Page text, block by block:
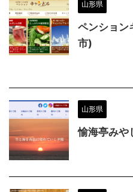
山形県
ペンション
市)
山形県
愉海亭みや